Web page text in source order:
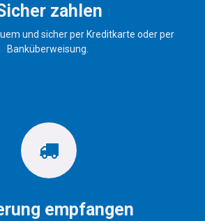
zahlen
und sicher per Kreditkarte oder per
Banküberweisung.
empfangen